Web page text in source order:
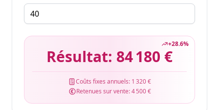
+28.6%
Résultat: 84 180 €
Coûts fixes annuels: 1 320 €
Retenues sur vente:4 500 €